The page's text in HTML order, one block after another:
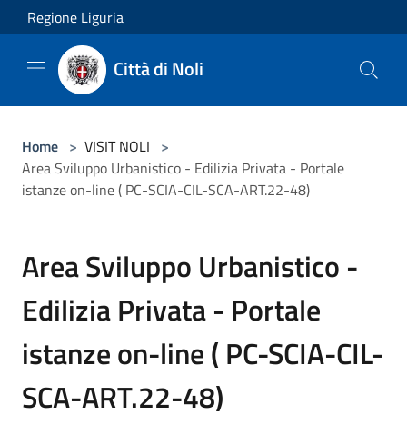
Salta al contenuto principale
Regione Liguria
Città di Noli
Home > VISIT NOLI >
Area Sviluppo Urbanistico - Edilizia Privata - Portale
istanze on-line ( PC-SCIA-CIL-SCA-ART.22-48)
Area Sviluppo Urbanistico -
Edilizia Privata - Portale
istanze on-line ( PC-SCIA-CIL-
SCA-ART.22-48)